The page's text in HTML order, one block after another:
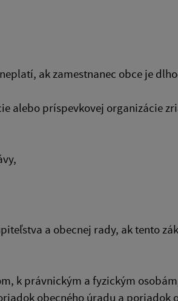
ak zamestnanec obce je
alebo príspevkovej organizácie
a obecnej rady, ak tento
k právnickým a fyzickým
obecného úradu a poriadok